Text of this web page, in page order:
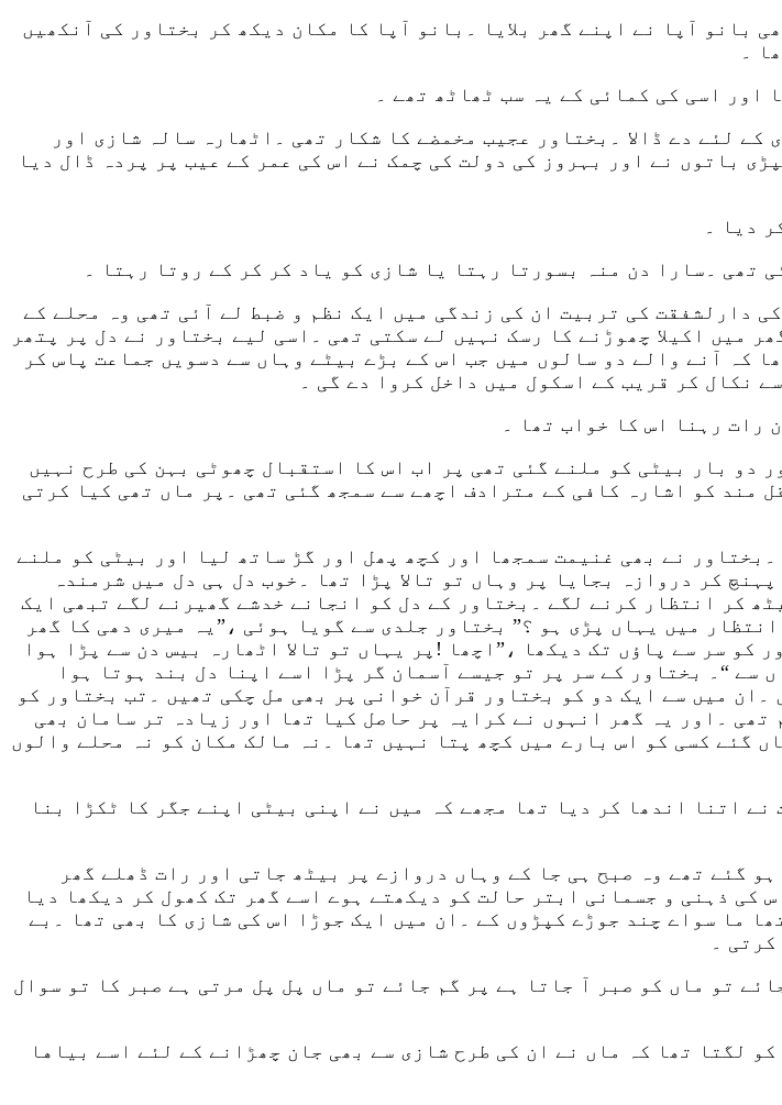
بانو آپا نے اپنے گھر بلایا ۔بانو آپا کا مکان دیکھ کر بختاور کی آنکھیں
۔
اور اسی کی کمائی کے یہ سب ٹھاٹھ تھے ۔
لئے دے ڈالا ۔بختاور عجیب مخمضے کا شکار تھی ۔اٹھارہ سالہ شازی اور
باتوں نے اور بہروز کی دولت کی چمک نے اس کی عمر کے عیب پر پردہ ڈال دیا
دیا ۔
۔سارا دن منہ بسورتا رہتا یا شازی کو یاد کر کر کے روتا رہتا ۔
دارلشفقت کی تربیت ان کی زندگی میں ایک نظم و ضبط لے آئی تھی وہ محلے کے
میں اکیلا چھوڑنے کا رسک نہیں لے سکتی تھی ۔اسی لیے بختاور نے دل پر پتھر
کہ آنے والے دو سالوں میں جب اس کے بڑے بیٹے وہاں سے دسویں جماعت پاس کر
نکال کر قریب کے اسکول میں داخل کروا دے گی ۔
رات رہنا اس کا خواب تھا ۔
دو بار بیٹی کو ملنے گئی تھی پر اب اس کا استقبال چھوٹی بہن کی طرح نہیں
مند کو اشارہ کافی کے مترادف اچھے سے سمجھ گئی تھی ۔پر ماں تھی کیا کرتی
نے بھی غنیمت سمجھا اور کچھ پھل اور گڑ ساتھ لیا اور بیٹی کو ملنے
کر دروازہ بجايا پر وہاں تو تالا پڑا تھا ۔خوب دل ہی دل میں شرمندہ
کر انتظار کرنے لگے ۔بختاور کے دل کو انجانے خدشے گھیرنے لگے تبھی ایک
میں یہاں پڑی ہو ؟” بختاور جلدی سے گویا ہوئی ،”یہ میری دھی کا گھر
کو سر سے پاؤں تک دیکھا ،”اچھا !پر یہاں تو تالا اٹھارہ بیس دن سے پڑا ہوا
سے “۔ بختاور کے سر پر تو جیسے آسمان گر پڑا اسے اپنا دل بند ہوتا ہوا
میں سے ایک دو کو بختاور قرآن خوانی پر بھی مل چکی تھیں ۔تب بختاور کو
۔اور یہ گھر انہوں نے کرایہ پر حاصل کیا تھا اور زیادہ تر سامان بھی
گئے کسی کو اس بارے میں کچھ پتا نہیں تھا ۔نہ مالک مکان کو نہ محلے والوں
اتنا اندھا کر دیا تھا مجھے کہ میں نے اپنی بیٹی اپنے جگر کا ٹکڑا بنا
گئے تھے وہ صبح ہی جا کے وہاں دروازے پر بیٹھ جاتی اور رات ڈھلے گھر
کی ذہنی و جسمانی ابتر حالت کو دیکھتے ہوے اسے گھر تک کھول کر دیکھا دیا
ما سواے چند جوڑے کپڑوں کے ۔ان میں ایک جوڑا اس کی شازی کا بھی تھا ۔بے
۔
تو ماں کو صبر آ جاتا ہے پر گم جائے تو ماں پل پل مرتی ہے صبر کا تو سوال
لگتا تھا کہ ماں نے ان کی طرح شازی سے بھی جان چھڑانے کے لئے اسے بياها